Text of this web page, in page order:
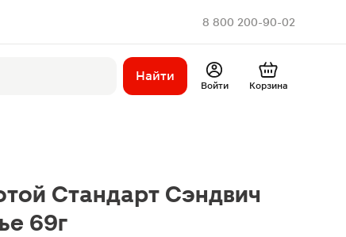
8 800 200-90-02
Найти
Войти Корзина
Стандарт Сэндвич
69г